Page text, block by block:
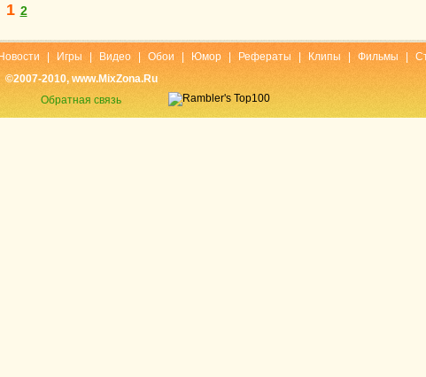
1 2
Новости Игры Видео Обои Юмор Рефераты Клипы Фильмы
©2007-2010, www.MixZona.Ru
Обратная связь